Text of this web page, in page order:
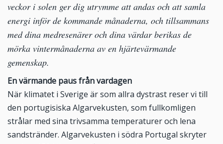
veckor i solen ger dig utrymme att andas och att samla
energi inför de kommande månaderna, och tillsammans
med dina medresenärer och dina värdar berikas de
mörka vintermånaderna av en hjärtevärmande
gemenskap.
En värmande paus från vardagen
När klimatet i Sverige är som allra dystrast reser vi till
den portugisiska Algarvekusten, som fullkomligen
strålar med sina trivsamma temperaturer och lena
sandstränder. Algarvekusten i södra Portugal skryter